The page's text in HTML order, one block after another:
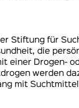
Stiftung für
die
einer Drogen-
werden
mit